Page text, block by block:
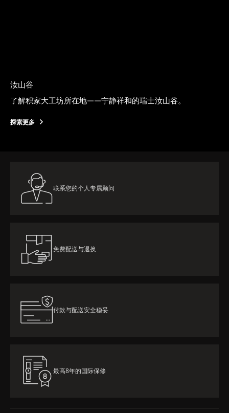
汝山谷
了解积家大工坊所在地——宁静祥和的瑞士汝山谷。
探索更多
联系您的个人专属顾问
免费配送与退换
付款与配送安全稳妥
最高8年的国际保修